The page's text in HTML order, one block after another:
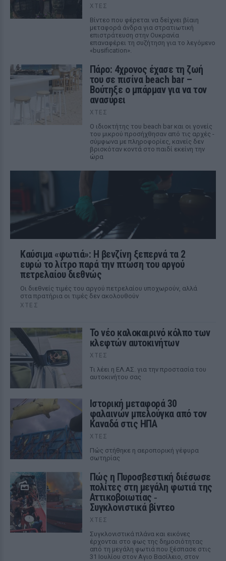
ΧΤΕΣ
Βίντεο που φέρεται να δείχνει βίαιη
μεταφορά άνδρα για στρατιωτική
επιστράτευση στην Ουκρανία
επαναφέρει τη συζήτηση για το λεγόμενο
«busification».
Πάρο: 4χρονος έχασε τη ζωή
του σε πισίνα beach bar –
Βούτηξε ο μπάρμαν για να τον
ανασύρει
ΧΤΕΣ
Ο ιδιοκτήτης του beach bar και οι γονείς
του μικρού προσήχθησαν από τις αρχές -
σύμφωνα με πληροφορίες, κανείς δεν
βρισκόταν κοντά στο παιδί εκείνη την
ώρα
Καύσιμα «φωτιά»: Η βενζίνη ξεπερνά τα 2
ευρώ το λίτρο παρά την πτώση του αργού
πετρελαίου διεθνώς
Οι διεθνείς τιμές του αργού πετρελαίου υποχωρούν, αλλά
στα πρατήρια οι τιμές δεν ακολουθούν
ΧΤΕΣ
Το νέο καλοκαιρινό κόλπο των
κλεφτών αυτοκινήτων
ΧΤΕΣ
Tι λέει η ΕΛ.ΑΣ. για την προστασία του
αυτοκινήτου σας
Ιστορική μεταφορά 30
φαλαινών μπελούγκα από τον
Καναδά στις ΗΠΑ
ΧΤΕΣ
Πώς στήθηκε η αεροπορική γέφυρα
σωτηρίας
Πώς η Πυροσβεστική διέσωσε
πολίτες στη μεγάλη φωτιά της
Αττικοβοιωτίας ‑
Συγκλονιστικά βίντεο
ΧΤΕΣ
Συγκλονιστικά πλάνα και εικόνες
έρχονται στο φως της δημοσιότητας
από τη μεγάλη φωτιά που ξέσπασε στις
31 Ιουλίου στον Αγιο Βασίλειο, στον